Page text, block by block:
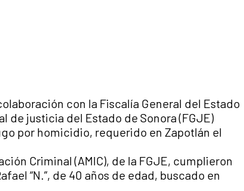
con la Fiscalía General del Estado
de justicia del Estado de Sonora (FGJE)
por homicidio, requerido en Zapotlán el
Criminal (AMIC), de la FGJE, cumplieron
“N.”, de 40 años de edad, buscado en